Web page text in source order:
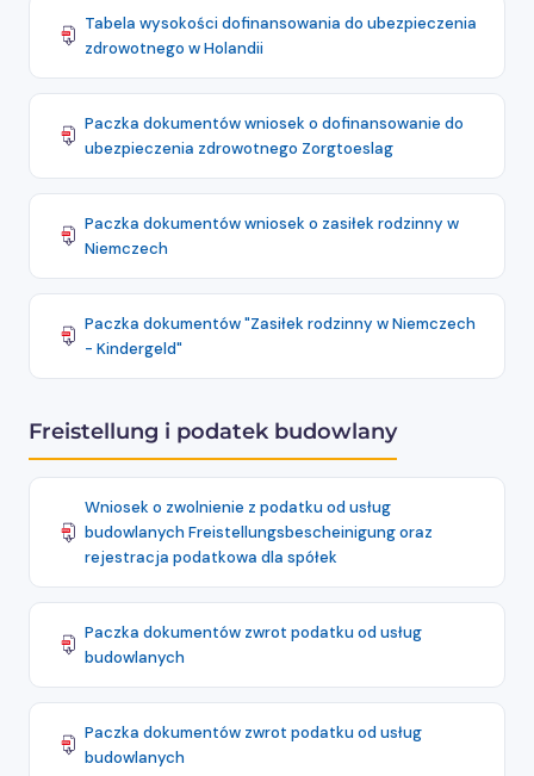
Tabela wysokości dofinansowania do ubezpieczenia
zdrowotnego w Holandii
Paczka dokumentów wniosek o dofinansowanie do
ubezpieczenia zdrowotnego Zorgtoeslag
Paczka dokumentów wniosek o zasiłek rodzinny w
Niemczech
Paczka dokumentów "Zasiłek rodzinny w Niemczech
- Kindergeld"
Freistellung i podatek budowlany
Wniosek o zwolnienie z podatku od usług
budowlanych Freistellungsbescheinigung oraz
rejestracja podatkowa dla spółek
Paczka dokumentów zwrot podatku od usług
budowlanych
Paczka dokumentów zwrot podatku od usług
budowlanych